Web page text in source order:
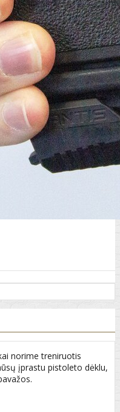
norime treniruotis
įprastu pistoleto dėklu,